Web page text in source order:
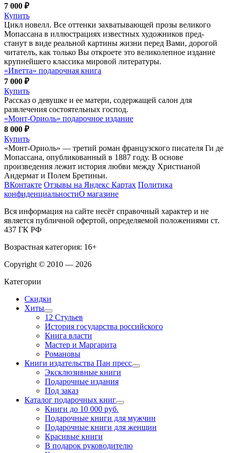
7 000 ₽
Купить
Цикл новелл. Все оттенки захватывающей прозы великого
Мопас­сана в иллюстрациях известных художников пред­
станут в виде реальной картины жизни перед Вами, дорогой
читателъ, как только Вы откроете это великолепное издание
крупнейшего классика мировой литературы.
«Иветта» подарочная книга
7 000 ₽
Купить
Рассказ о девушке и ее матери, содержащей салон для
развлечения состоятельных господ.
«Монт-Ориоль» подарочное издание
8 000 ₽
Купить
«Монт-Ориоль» — третий роман французского писателя Ги де
Мопассана, опубликованный в 1887 году. В основе
произведения лежит история любви между Христианой
Андермат и Полем Бретиньи.
ВКонтакте Отзывы на Яндекс Картах Политика
конфиденциальностиО магазине
Вся информация на сайте несёт справочный характер и не
является публичной офертой, определяемой положениями ст.
437 ГК РФ
Возрастная категория: 16+
Copyright © 2010 — 2026
Категории
Скидки
Хиты
12 Стульев
История государства российского
Книга власти
Мастер и Маргарита
Романовы
Книги издательства Пан пресс
Эксклюзивные книги
Подарочные издания
Под заказ
Каталог подарочных книг
Книги до 10 000 руб.
Подарочные книги для мужчин
Подарочные книги для женщин
Красивые книги
В подарок руководителю